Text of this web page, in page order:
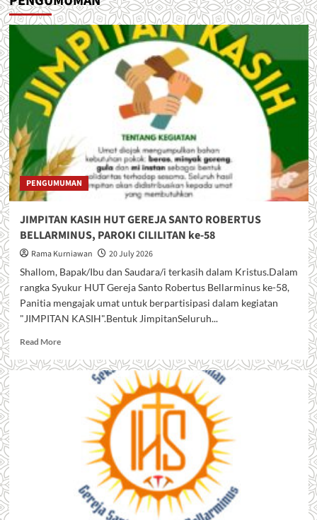
Bukit
Kanada
PENGUMUMAN
JIMPITAN KASIH HUT GEREJA SANTO ROBERTUS
BELLARMINUS, PAROKI CILILITAN ke-58
Rama Kurniawan
20 July 2026
Shallom, Bapak/Ibu dan Saudara/i terkasih dalam Kristus.Dalam
rangka Syukur HUT Gereja Santo Robertus Bellarminus ke-58,
Panitia mengajak umat untuk berpartisipasi dalam kegiatan
"JIMPITAN KASIH".Bentuk JimpitanSeluruh...
Read MoreR
a